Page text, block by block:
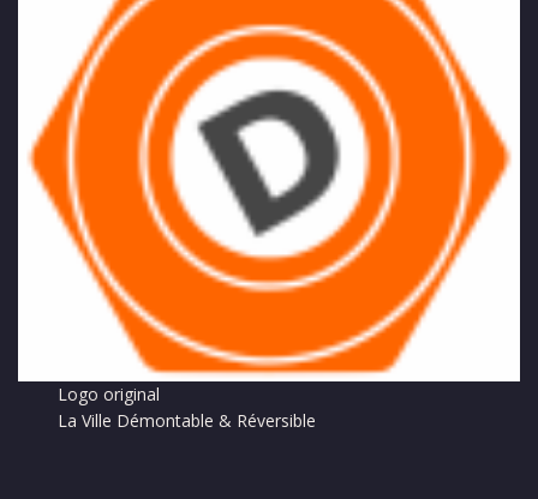
Logo original
La Ville Démontable & Réversible